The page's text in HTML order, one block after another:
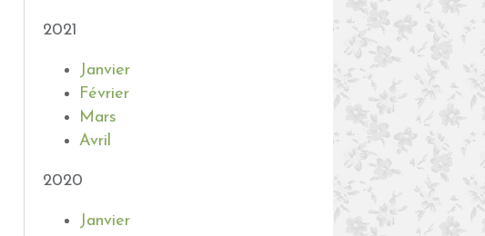
2021
Janvier
Février
Mars
Avril
2020
Janvier